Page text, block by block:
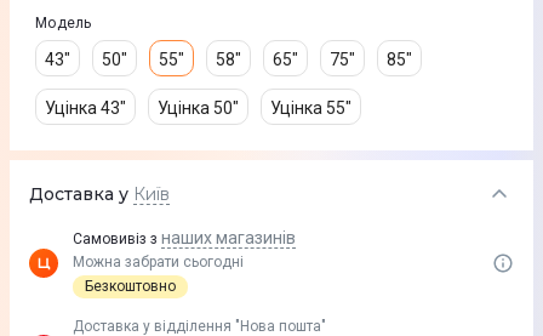
Модель
43" 50" 55" 58" 65" 75" 85"
Уцінка 43" Уцінка 50" Уцінка 55"
Доставка у Київ
Самовивіз з наших магазинів
Можна забрати сьогодні
Безкоштовно
Доставка у вiддiлення "Нова пошта"